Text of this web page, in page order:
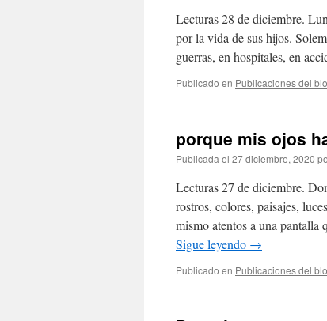
Lecturas 28 de diciembre.
por la vida de sus hijos.
guerras, en hospitales, en
Publicado en Publicaciones del
porque mis ojos
Publicada el 27 diciembre, 2020
Lecturas 27 de diciembre.
rostros, colores, paisajes,
mismo atentos a una pantalla
Sigue leyendo →
Publicado en Publicaciones del